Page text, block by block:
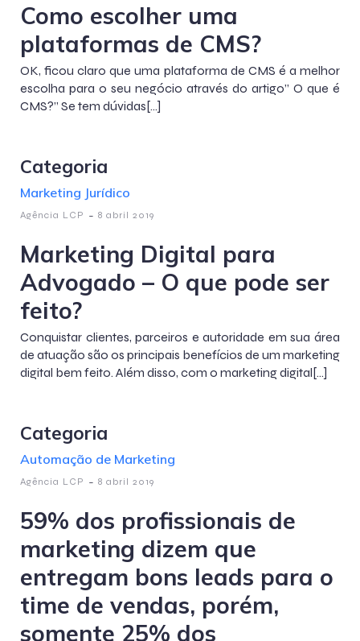
Como escolher uma
plataformas de CMS?
OK, ficou claro que uma plataforma de CMS é a melhor
escolha para o seu negócio através do artigo” O que é
CMS?” Se tem dúvidas[…]
Categoria
Marketing Jurídico
Agência LCP - 8 abril 2019
Marketing Digital para
Advogado – O que pode ser
feito?
Conquistar clientes, parceiros e autoridade em sua área
de atuação são os principais benefícios de um marketing
digital bem feito. Além disso, com o marketing digital[…]
Categoria
Automação de Marketing
Agência LCP - 8 abril 2019
59% dos profissionais de
marketing dizem que
entregam bons leads para o
time de vendas, porém,
somente 25% dos